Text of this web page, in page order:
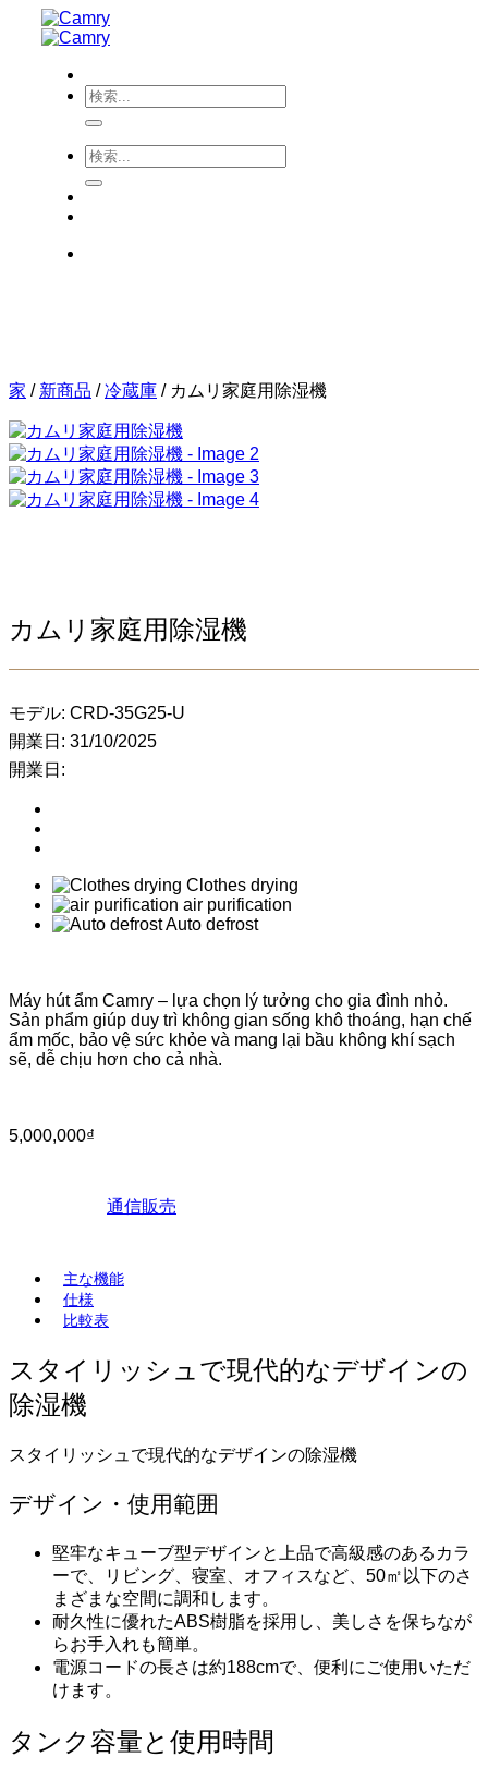
Search
for:
Search
for:
家 / 新商品 /冷蔵庫 / カムリ家庭用除湿機
カムリ家庭用除湿機
モデル: CRD-35G25-U
開業日: 31/10/2025
開業日:
Clothes drying
air purification
Auto defrost
Máy hút ẩm Camry – lựa chọn lý tưởng cho gia đình nhỏ.
Sản phẩm giúp duy trì không gian sống khô thoáng, hạn chế
ẩm mốc, bảo vệ sức khỏe và mang lại bầu không khí sạch
sẽ, dễ chịu hơn cho cả nhà.
5,000,000₫
通信販売
主な機能
仕様
比較表
スタイリッシュで現代的なデザインの
除湿機
スタイリッシュで現代的なデザインの除湿機
デザイン・使用範囲
堅牢なキューブ型デザインと上品で高級感のあるカラ
ーで、リビング、寝室、オフィスなど、50㎡以下のさ
まざまな空間に調和します。
耐久性に優れたABS樹脂を採用し、美しさを保ちなが
らお手入れも簡単。
電源コードの長さは約188cmで、便利にご使用いただ
けます。
タンク容量と使用時間